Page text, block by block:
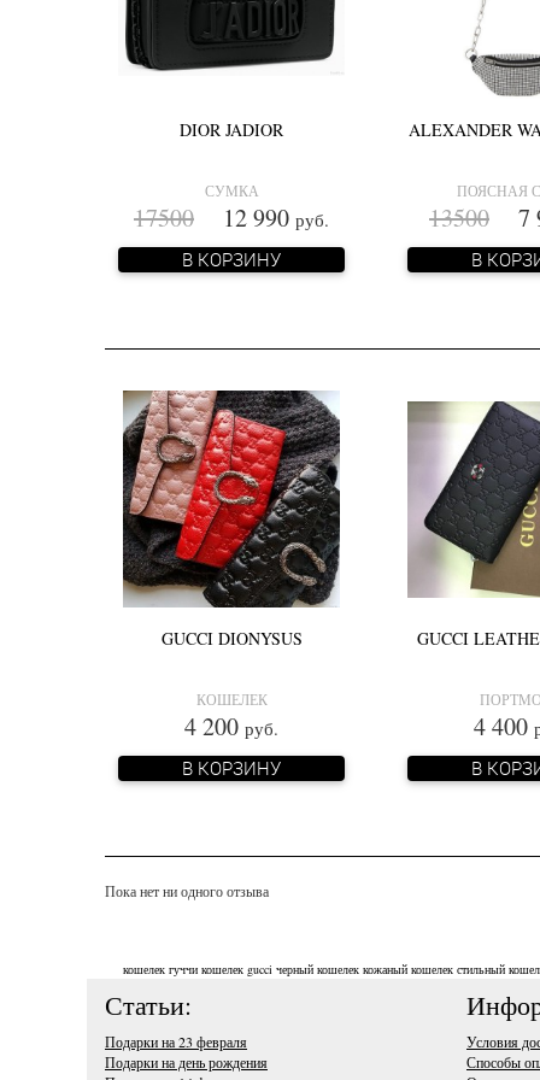
DIOR JADIOR
СУМКА
17500 12 990 руб.
В КОРЗИНУ
ALEXANDER
ПОЯСНАЯ
13500 7
В
GUCCI DIONYSUS
КОШЕЛЕК
4 200 руб.
В КОРЗИНУ
GUCCI
4 400
В
Пока нет ни одного отзыва
кошелек гуччи кошелек gucci черный кошелек кожаный кошелек стильный
Статьи:
Подарки на 23 февраля
Подарки на день рождения
Условия
Способы